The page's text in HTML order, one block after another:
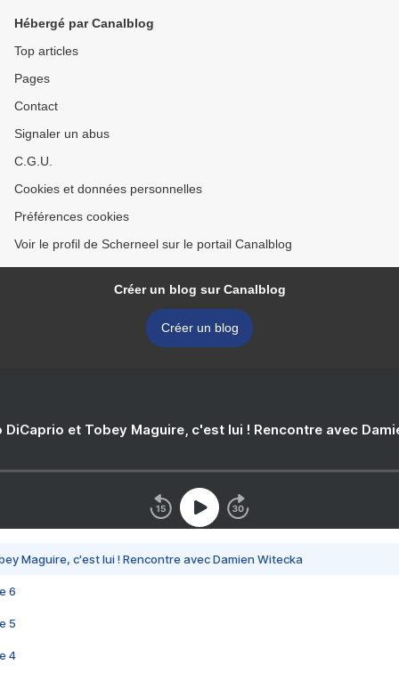
Hébergé par Canalblog
Top articles
Pages
Contact
Signaler un abus
C.G.U.
Cookies et données personnelles
Préférences cookies
Voir le profil de Scherneel sur le portail Canalblog
Créer un blog sur Canalblog
Créer un blog
DiCaprio et Tobey Maguire, c'est lui ! Rencontre avec
Maguire, c'est lui ! Rencontre avec Damien Witecka
6
5
4